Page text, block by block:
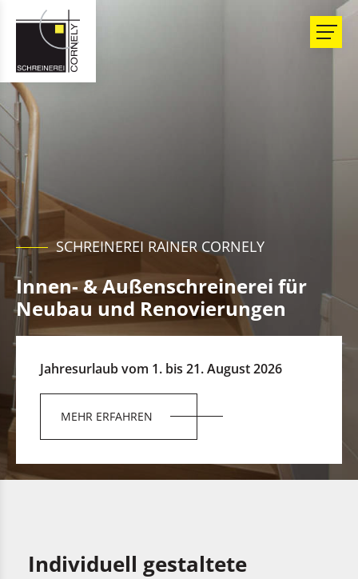
SCHREINEREI RAINER CORNELY
Innen- & Außenschreinerei für
Neubau und Renovierungen
Jahresurlaub vom 1. bis 21. August 2026
MEHR ERFAHREN
Individuell gestaltete